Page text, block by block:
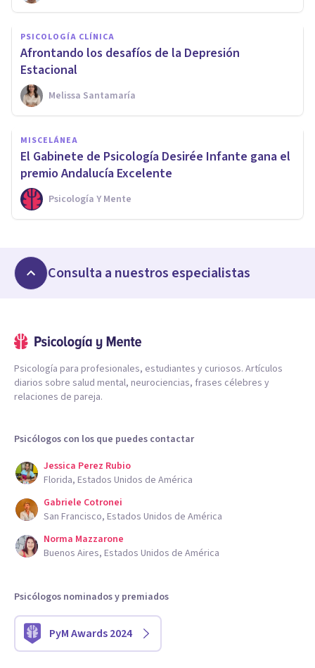
PSICOLOGÍA CLÍNICA
Afrontando los desafíos de la Depresión
Estacional
Melissa Santamaría
MISCELÁNEA
El Gabinete de Psicología Desirée Infante gana el
premio Andalucía Excelente
Psicología Y Mente
Consulta a nuestros especialistas
Psicología para profesionales, estudiantes y curiosos. Artículos
diarios sobre salud mental, neurociencias, frases célebres y
relaciones de pareja.
Psicólogos con los que puedes contactar
Jessica Perez Rubio
Florida, Estados Unidos de América
Gabriele Cotronei
San Francisco, Estados Unidos de América
Norma Mazzarone
Buenos Aires, Estados Unidos de América
Psicólogos nominados y premiados
PyM Awards 2024